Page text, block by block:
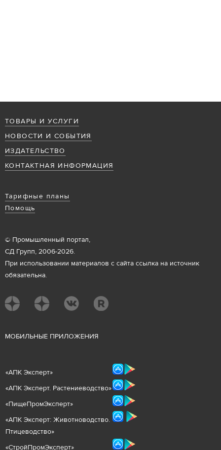
ТОВАРЫ И УСЛУГИ
НОВОСТИ И СОБЫТИЯ
ИЗДАТЕЛЬСТВО
КОНТАКТНАЯ ИНФОРМАЦИЯ
Тарифные планы
Помощь
© Промышленный портал,
СД Групп, 2006-2026.
При использовании материалов с сайта ссылка на источник
обязательна.
МОБИЛЬНЫЕ ПРИЛОЖЕНИЯ
«АПК Эксперт»
«АПК Эксперт. Растениеводство»
«ПищеПромЭксперт»
«АПК Эксперт: Животноводство.
Птицеводство»
«СтройПромЭксперт»